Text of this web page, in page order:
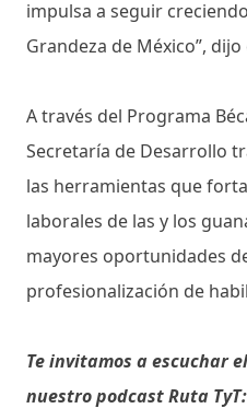
impulsa a seguir
Grandeza de México”,
A través del Programa
Secretaría de Desarrollo
las herramientas que
laborales de las y los
mayores oportunidades
profesionalización de
Te invitamos a escuchar
nuestro podcast Ruta TyT: